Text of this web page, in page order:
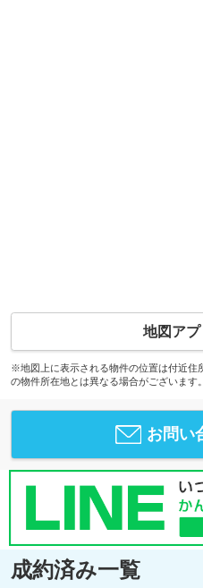
地図アプ
※地図上に表示される物件の位置は付近住
の物件所在地とは異なる場合がございます。
お問い
成約済み一覧